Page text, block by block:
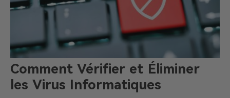
Comment Vérifier et Éliminer
les Virus Informatiques